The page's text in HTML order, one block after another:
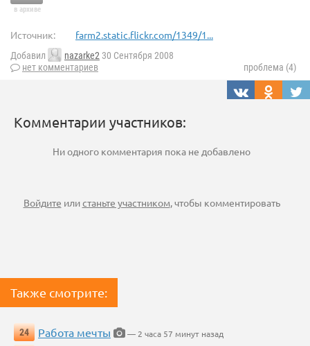
в архиве
Источник: farm2.static.flickr.com/1349/1...
Добавил nazarke2 30 Сентября 2008
нет комментариев
проблема (4)
Комментарии участников:
Ни одного комментария пока не добавлено
Войдите илистаньте участником, чтобы комментировать
Также смотрите:
24 Работа мечты
— 2 часа 57 минут назад